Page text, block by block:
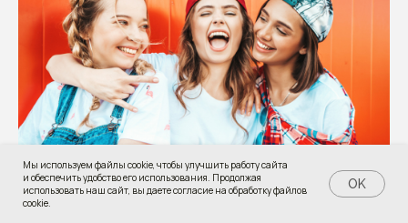
Мы используем файлы cookie, чтобы улучшить работу сайта
и обеспечить удобство его использования. Продолжая
использовать наш сайт, вы даете согласие на обработку файлов
cookie.
OK